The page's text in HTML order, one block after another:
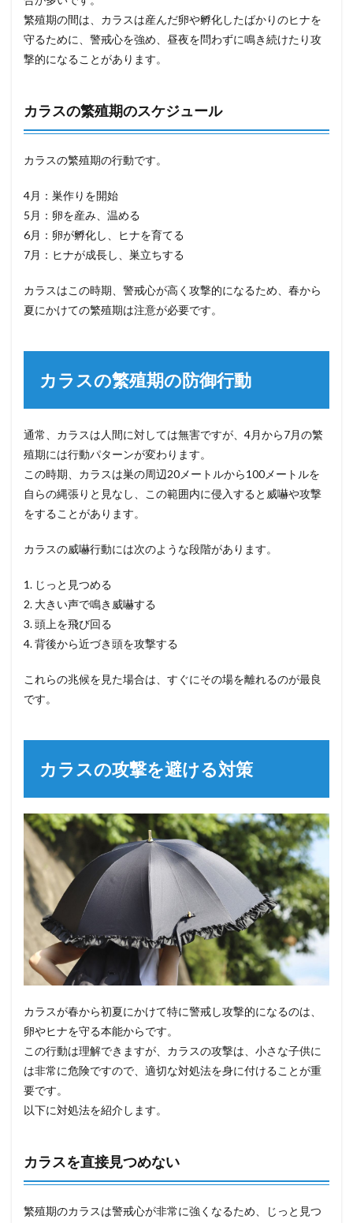
繁殖期の間は、カラスは産んだ卵や孵化したばかりのヒナを
守るために、警戒心を強め、昼夜を問わずに鳴き続けたり攻
撃的になることがあります。
カラスの繁殖期のスケジュール
カラスの繁殖期の行動です。
4月：巣作りを開始
5月：卵を産み、温める
6月：卵が孵化し、ヒナを育てる
7月：ヒナが成長し、巣立ちする
カラスはこの時期、警戒心が高く攻撃的になるため、春から
夏にかけての繁殖期は注意が必要です。
カラスの繁殖期の防御行動
通常、カラスは人間に対しては無害ですが、4月から7月の繁
殖期には行動パターンが変わります。
この時期、カラスは巣の周辺20メートルから100メートルを
自らの縄張りと見なし、この範囲内に侵入すると威嚇や攻撃
をすることがあります。
カラスの威嚇行動には次のような段階があります。
1. じっと見つめる
2. 大きい声で鳴き威嚇する
3. 頭上を飛び回る
4. 背後から近づき頭を攻撃する
これらの兆候を見た場合は、すぐにその場を離れるのが最良
です。
カラスの攻撃を避ける対策
カラスが春から初夏にかけて特に警戒し攻撃的になるのは、
卵やヒナを守る本能からです。
この行動は理解できますが、カラスの攻撃は、小さな子供に
は非常に危険ですので、適切な対処法を身に付けることが重
要です。
以下に対処法を紹介します。
カラスを直接見つめない
繁殖期のカラスは警戒心が非常に強くなるため、じっと見つ